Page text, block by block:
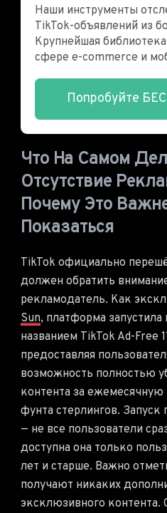
Наши инструменты
TikTok-объявлений из
Крупнейшая
сфере e-commerce и
Попробуйте
Что На Самом
Отсутствие
Почему Это
Показаться
TikTok официально
должен обратить
рекламодатель. Как
Sun, платформа
названием TikTok Ad-Free
предоставляя
возможность полностью
контента за ежемесячную
фунта стерлингов. Запуск
— не все пользователи
доступна она только
лет и старше. Важно
получают никаких
эксклюзивного